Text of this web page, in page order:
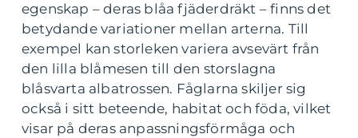
egenskap – deras blåa fjäderdräkt – finns det
betydande variationer mellan arterna. Till
exempel kan storleken variera avsevärt från
den lilla blåmesen till den storslagna
blåsvarta albatrossen. Fåglarna skiljer sig
också i sitt beteende, habitat och föda, vilket
visar på deras anpassningsförmåga och